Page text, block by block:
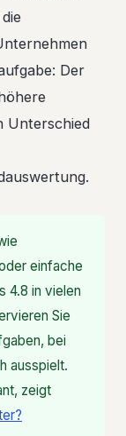
Der
Unterschied
einfache
4.8 in vielen
Sie
bei
ausspielt.
zeigt